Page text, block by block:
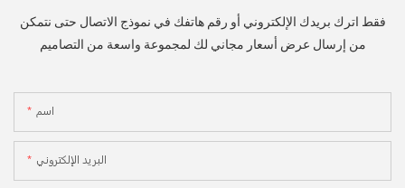
فقط اترك بريدك الإلكتروني أو رقم هاتفك في نموذج الاتصال حتى نتمكن
من إرسال عرض أسعار مجاني لك لمجموعة واسعة من التصاميم
اسم
البريد الإلكتروني